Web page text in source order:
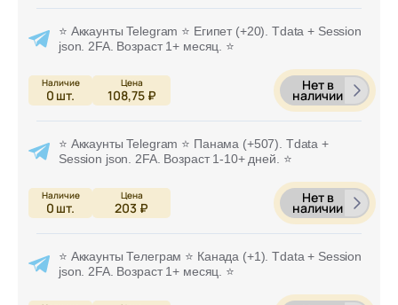
⭐ Аккаунты Telegram ⭐ Египет (+20). Tdata + Session
json. 2FA. Возраст 1+ месяц. ⭐
0 шт. 108,75 ₽
Нет в
наличии
⭐ Аккаунты Telegram ⭐ Панама (+507). Tdata +
Session json. 2FA. Возраст 1-10+ дней. ⭐
0 шт. 203 ₽
Нет в
наличии
⭐ Аккаунты Телеграм ⭐ Канада (+1). Tdata + Session
json. 2FA. Возраст 1+ месяц. ⭐